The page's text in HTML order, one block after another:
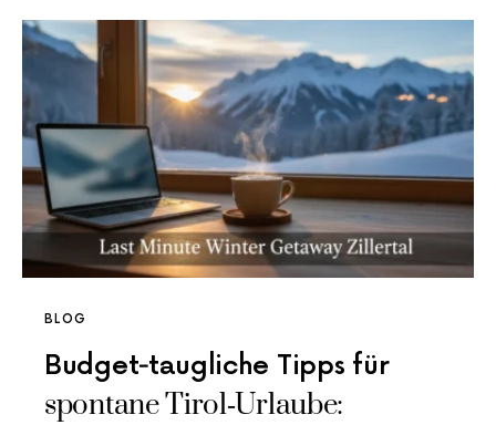
BLOG
Budget‑taugliche Tipps für
spontane Tirol‑Urlaube: